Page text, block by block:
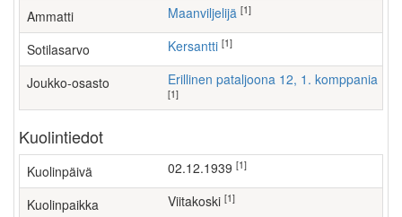
Ammatti maanviljelijä [1]
Sotilasarvo Kersantti [1]
Joukko-osasto Erillinen pataljoona 12, 1. komppania
[1]
Kuolintiedot
Kuolinpäivä 02.12.1939 [1]
Kuolinpaikka Viitakoski [1]